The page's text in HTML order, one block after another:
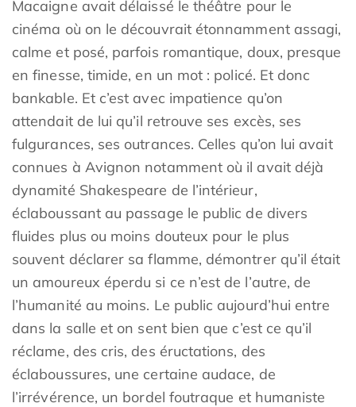
Macaigne avait délaissé le théâtre pour le
cinéma où on le découvrait étonnamment assagi,
calme et posé, parfois romantique, doux, presque
en finesse, timide, en un mot : policé. Et donc
bankable. Et c’est avec impatience qu’on
attendait de lui qu’il retrouve ses excès, ses
fulgurances, ses outrances. Celles qu’on lui avait
connues à Avignon notamment où il avait déjà
dynamité Shakespeare de l’intérieur,
éclaboussant au passage le public de divers
fluides plus ou moins douteux pour le plus
souvent déclarer sa flamme, démontrer qu’il était
un amoureux éperdu si ce n’est de l’autre, de
l’humanité au moins. Le public aujourd’hui entre
dans la salle et on sent bien que c’est ce qu’il
réclame, des cris, des éructations, des
éclaboussures, une certaine audace, de
l’irrévérence, un bordel foutraque et humaniste